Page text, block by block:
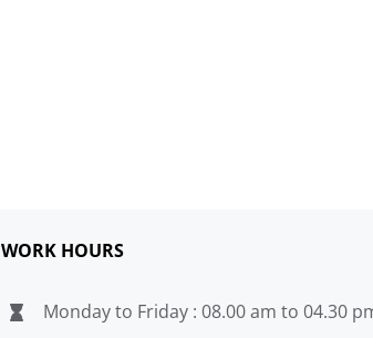
WORK HOURS
Monday to Friday : 08.00 am to 04.30